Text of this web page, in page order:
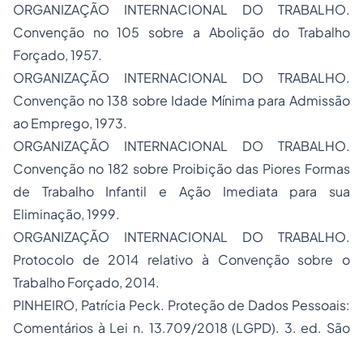
ORGANIZAÇÃO INTERNACIONAL DO TRABALHO.
Convenção no 105 sobre a Abolição do Trabalho
Forçado, 1957.
ORGANIZAÇÃO INTERNACIONAL DO TRABALHO.
Convenção no 138 sobre Idade Mínima para Admissão
ao Emprego, 1973.
ORGANIZAÇÃO INTERNACIONAL DO TRABALHO.
Convenção no 182 sobre Proibição das Piores Formas
de Trabalho Infantil e Ação Imediata para sua
Eliminação, 1999.
ORGANIZAÇÃO INTERNACIONAL DO TRABALHO.
Protocolo de 2014 relativo à Convenção sobre o
Trabalho Forçado, 2014.
PINHEIRO, Patrícia Peck. Proteção de Dados Pessoais:
Comentários à Lei n. 13.709/2018 (LGPD). 3. ed. São